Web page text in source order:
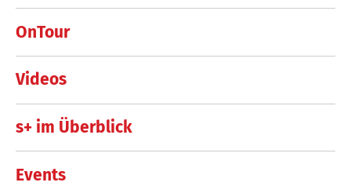
OnTour
Videos
s+ im Überblick
Events